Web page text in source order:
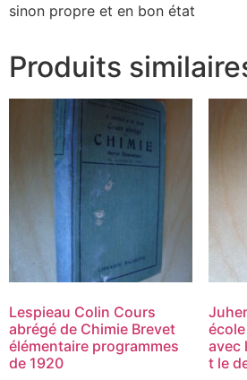
sinon propre et en bon état
Produits
Lespieau Colin Cours
abrégé de Chimie Brevet
élémentaire programmes
de 1920
avec
t le